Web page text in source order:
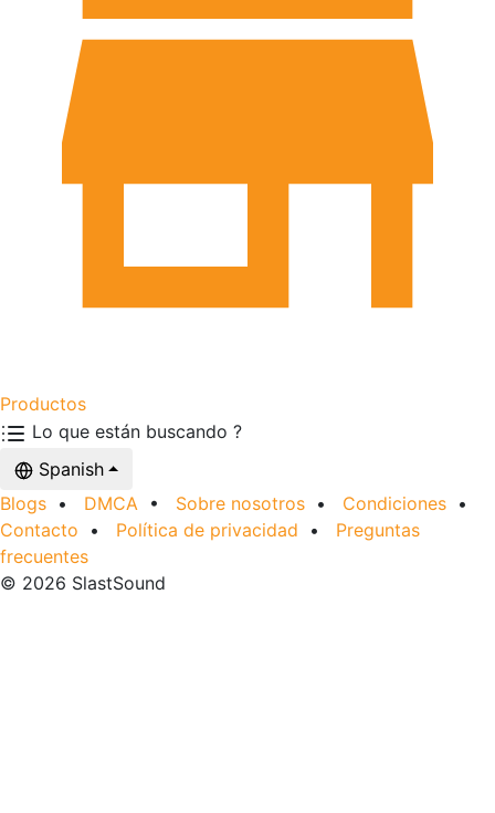
Productos
Lo que están buscando ?
Spanish
Blogs • DMCA • Sobre nosotros • Condiciones •
Contacto • Política de privacidad • Preguntas
frecuentes
© 2026 SlastSound